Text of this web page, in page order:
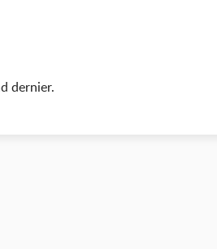
dernier.